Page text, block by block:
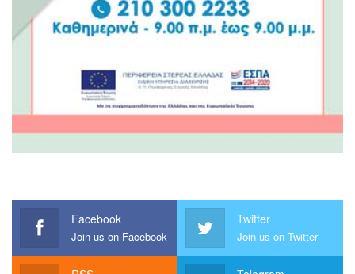
Facebook
Join us on Facebook
Twitter
Join us on Twitter